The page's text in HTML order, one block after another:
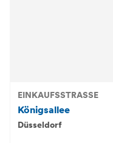
EINKAUFSSTRASSE
Königsallee
Düsseldorf